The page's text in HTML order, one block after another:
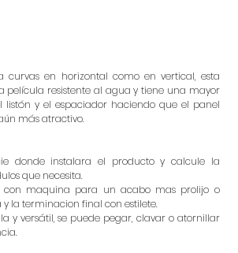
curvas en horizontal como en vertical, esta
película resistente al agua y tiene una mayor
listón y el espaciador haciendo que el panel
más atractivo.
donde instalara el producto y calcule la
que necesita.
con maquina para un acabo mas prolijo o
la terminacion final con estilete.
y versátil, se puede pegar, clavar o atornillar